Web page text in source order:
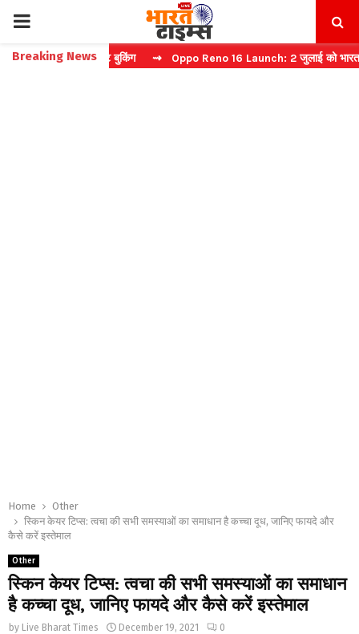
PRIMARY
MENU
Breaking News
करें फास्ट टिकट बुकिंग ⇝ Oppo Reno 16 Launch: 2 जुलाई को भारत में
Home
Other
स्किन केयर टिप्स: त्वचा की सभी समस्याओं का समाधान है कच्चा दूध, जानिए फायदे और
कैसे करें इस्तेमाल
Other
स्किन केयर टिप्स: त्वचा की सभी समस्याओं का समाधान
है कच्चा दूध, जानिए फायदे और कैसे करें इस्तेमाल
by Live Bharat Times December 19, 2021 0